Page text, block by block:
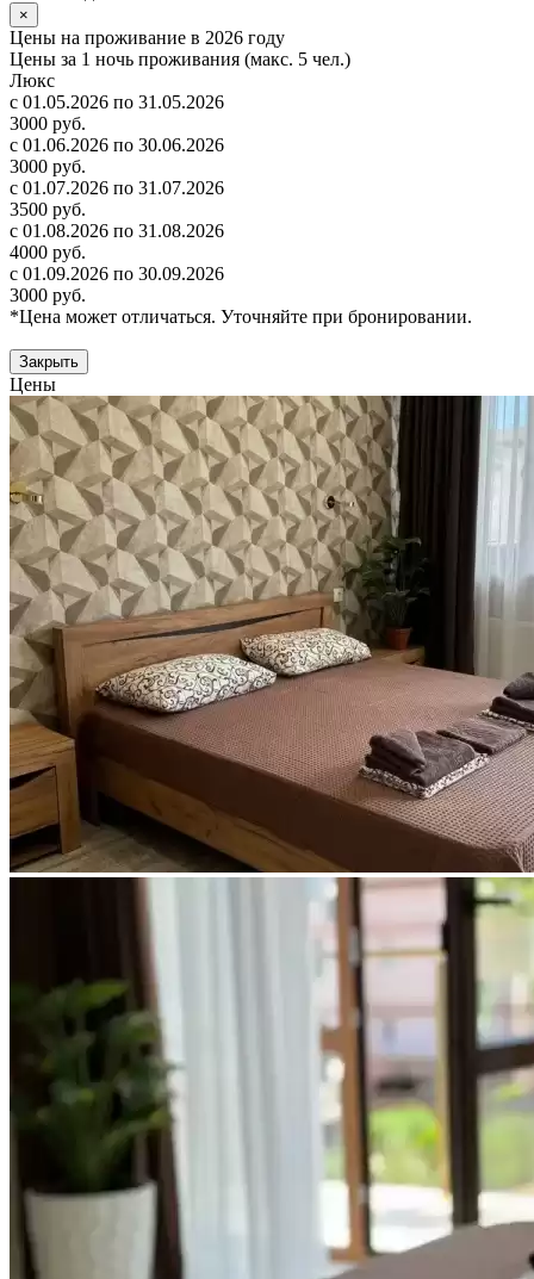
×
Цены на проживание в 2026 году
Цены за 1 ночь проживания (макс. 5 чел.)
Люкс
с 01.05.2026 по 31.05.2026
3000 руб.
с 01.06.2026 по 30.06.2026
3000 руб.
с 01.07.2026 по 31.07.2026
3500 руб.
с 01.08.2026 по 31.08.2026
4000 руб.
с 01.09.2026 по 30.09.2026
3000 руб.
*Цена может отличаться. Уточняйте при бронировании.
Закрыть
Цены